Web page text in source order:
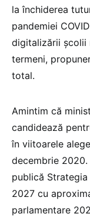
la închiderea
pandemiei
digitalizării școlii
termeni,
total.
Amintim că
candidează
în viitoarele
decembrie
publică
2027 cu
parlamentare